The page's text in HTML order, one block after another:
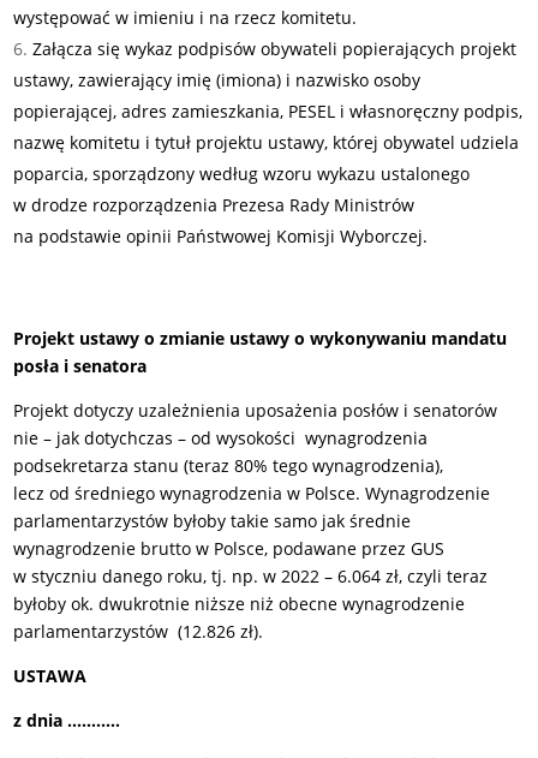
występować w imieniu i na rzecz komitetu.
Załącza się wykaz podpisów obywateli popierających projekt
ustawy, zawierający imię (imiona) i nazwisko osoby
popierającej, adres zamieszkania, PESEL i własnoręczny podpis,
nazwę komitetu i tytuł projektu ustawy, której obywatel udziela
poparcia, sporządzony według wzoru wykazu ustalonego
w drodze rozporządzenia Prezesa Rady Ministrów
na podstawie opinii Państwowej Komisji Wyborczej.
Projekt ustawy o zmianie ustawy o wykonywaniu mandatu
posła i senatora
Projekt dotyczy uzależnienia uposażenia posłów i senatorów
nie – jak dotychczas – od wysokości wynagrodzenia
podsekretarza stanu (teraz 80% tego wynagrodzenia),
lecz od średniego wynagrodzenia w Polsce. Wynagrodzenie
parlamentarzystów byłoby takie samo jak średnie
wynagrodzenie brutto w Polsce, podawane przez GUS
w styczniu danego roku, tj. np. w 2022 – 6.064 zł, czyli teraz
byłoby ok. dwukrotnie niższe niż obecne wynagrodzenie
parlamentarzystów (12.826 zł).
USTAWA
z dnia …….….